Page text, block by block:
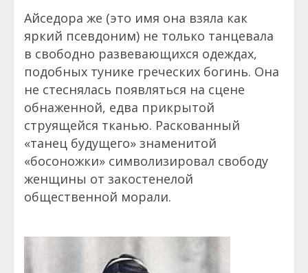
Айседора же (это имя она взяла как
яркий псевдоним) не только танцевала
в свободно развевающихся одеждах,
подобных тунике греческих богинь. Она
не стеснялась появляться на сцене
обнаженной, едва прикрытой
струящейся тканью. Раскованный
«танец будущего» знаменитой
«босоножки» символизировал свободу
женщины от закостенелой
общественной морали.